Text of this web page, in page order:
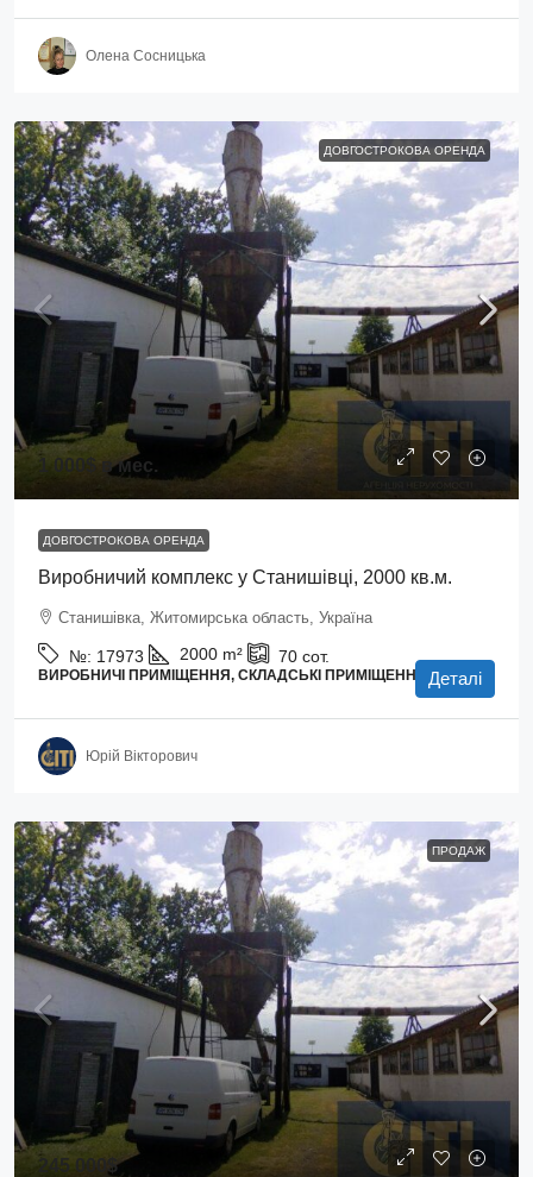
Олена Сосницька
ДОВГОСТРОКОВА ОРЕНДА
1 000$ в мес.
ДОВГОСТРОКОВА ОРЕНДА
Виробничий комплекс у Станишівці, 2000 кв.м.
Станишівка, Житомирська область, Україна
№: 17973 2000 m² 70 сот.
ВИРОБНИЧІ ПРИМІЩЕННЯ, СКЛАДСЬКІ ПРИМІЩЕННЯ Деталі
Юрій Вікторович
ПРОДАЖ
245 000$